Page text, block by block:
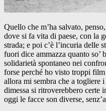
Quello che m’ha salvato,
dove si fa vita di paese, con la
strada; e poi c’è l’incuria delle
fuori dice ammazza quanto so’
solidarietà spontaneo nei
forse perché ho visto troppi
allora mi sembra che a togliere
dimessa si ritroverebbero certe
oggi le facce son diverse,